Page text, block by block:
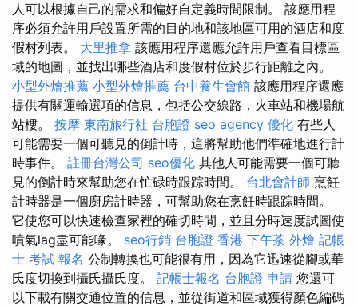
人可以根據自己的需求和偏好自定義時間限制。 該應用程
序必須允許用戶設置所需的目的地和該地區可用的酒店和度
假村列表。 大里推拿 該應用程序還應允許用戶查看目標區
域的地圖，並找出哪些酒店和度假村位於步行距離之內。
小型外燴推薦 小型外燴推薦 台中養生會館 該應用程序還應
提供有關運輸選項的信息，包括公交線路，火車站和機場航
站樓。 按摩 東南旅行社 台胞證 seo agency 優化 有些人
可能需要一個可聽見的倒計時，這將幫助他們準確地進行計
時事件。 註冊台灣公司 seo優化 其他人可能需要一個可聽
見的倒計時來幫助您在忙碌時跟踪時間。 台北會計師 烹飪
計時器是一個廚房計時器，可幫助您在烹飪時跟踪時間。
它使您可以快速檢查家裡的確切時間，並且分時速度試圖使
噴氣lag盡可能喙。 seo行銷 台胞證 香港 下午茶 外燴 記帳
士 考試 報名 公制轉換也可能很有用，因為它迅速從腳或華
氏度切換到攝氏攝氏度。 記帳士報名 台胞證 申請 您還可
以下載有關交通位置的信息，並從街道和區域獲得顏色編碼